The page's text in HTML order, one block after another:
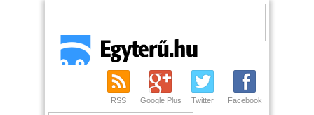
RSS Google Plus Twitter Facebook